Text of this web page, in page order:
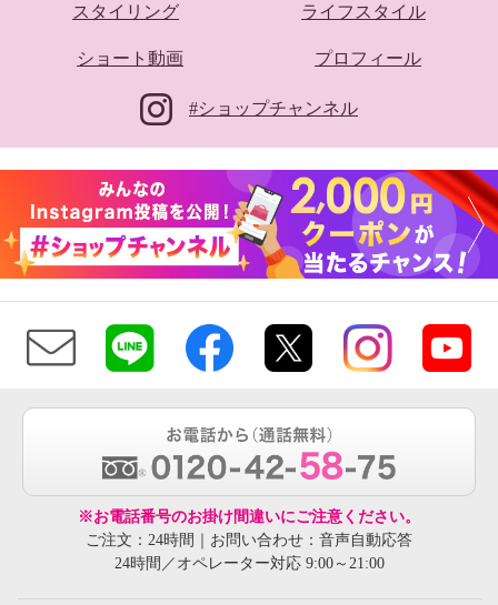
スタイリング ライフスタイル
ショート動画 プロフィール
#ショップチャンネル
※お電話番号のお掛け間違いにご注意ください。
ご注文：24時間｜お問い合わせ：音声自動応答
24時間／オペレーター対応 9:00～21:00